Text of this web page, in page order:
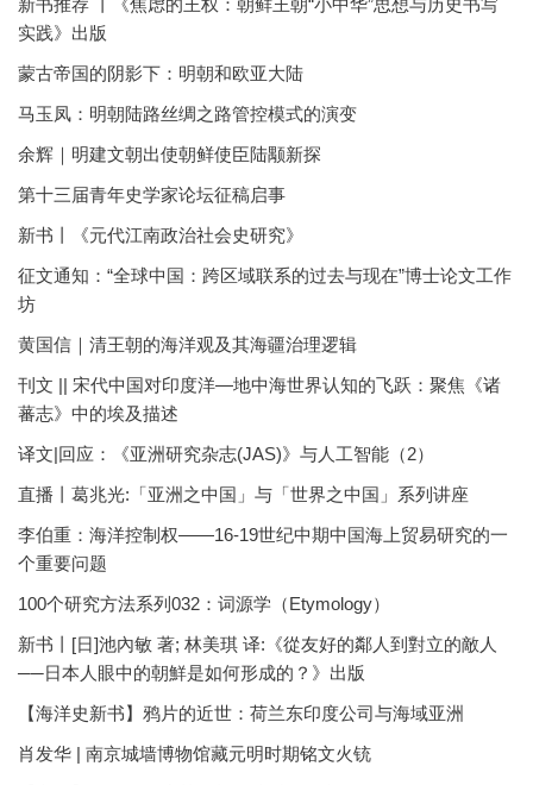
新书推荐 丨《焦虑的王权：朝鲜王朝“小中华”思想与历史书写
实践》出版
蒙古帝国的阴影下：明朝和欧亚大陆
马玉凤：明朝陆路丝绸之路管控模式的演变
余辉｜明建文朝出使朝鲜使臣陆颙新探
第十三届青年史学家论坛征稿启事
新书丨《元代江南政治社会史研究》
征文通知：“全球中国：跨区域联系的过去与现在”博士论文工作
坊
黄国信｜清王朝的海洋观及其海疆治理逻辑
刊文 || 宋代中国对印度洋—地中海世界认知的飞跃：聚焦《诸
蕃志》中的埃及描述
译文|回应：《亚洲研究杂志(JAS)》与人工智能（2）
直播丨葛兆光:「亚洲之中国」与「世界之中国」系列讲座
李伯重：海洋控制权——16-19世纪中期中国海上贸易研究的一
个重要问题
100个研究方法系列032：词源学（Etymology）
新书丨[日]池內敏 著; 林美琪 译:《從友好的鄰人到對立的敵人
──日本人眼中的朝鮮是如何形成的？》出版
【海洋史新书】鸦片的近世：荷兰东印度公司与海域亚洲
肖发华 | 南京城墙博物馆藏元明时期铭文火铳